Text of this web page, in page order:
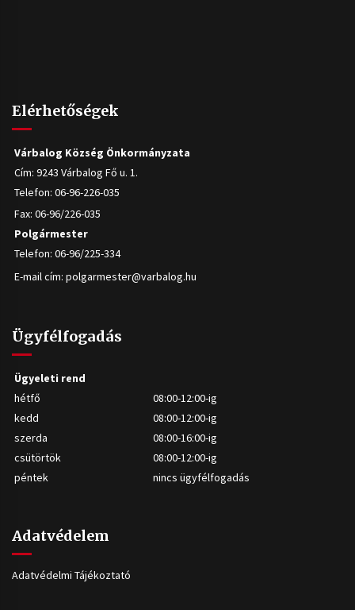
Elérhetőségek
Várbalog Község Önkormányzata
Cím: 9243 Várbalog Fő u. 1.
Telefon: 06-96-226-035
Fax: 06-96/226-035
Polgármester
Telefon: 06-96/225-334
E-mail cím: polgarmester@varbalog.hu
Ügyfélfogadás
Ügyeleti rend
hétfő
08:00-12:00-ig
kedd
08:00-12:00-ig
szerda
08:00-16:00-ig
csütörtök
08:00-12:00-ig
péntek
nincs ügyfélfogadás
Adatvédelem
Adatvédelmi Tájékoztató